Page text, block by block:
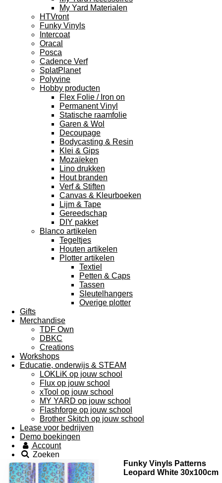
My Yard Materialen
HTVront
Funky Vinyls
Intercoat
Oracal
Posca
Cadence Verf
SplatPlanet
Polyvine
Hobby producten
Flex Folie / Iron on
Permanent Vinyl
Statische raamfolie
Garen & Wol
Decoupage
Bodycasting & Resin
Klei & Gips
Mozaïeken
Lino drukken
Hout branden
Verf & Stiften
Canvas & Kleurboeken
Lijm & Tape
Gereedschap
DIY pakket
Blanco artikelen
Tegeltjes
Houten artikelen
Plotter artikelen
Textiel
Petten & Caps
Tassen
Sleutelhangers
Overige plotter
Gifts
Merchandise
TDF Own
DBKC
Creations
Workshops
Educatie, onderwijs & STEAM
LOKLiK op jouw school
Flux op jouw school
xTool op jouw school
MY YARD op jouw school
Flashforge op jouw school
Brother Skitch op jouw school
Lease voor bedrijven
Demo boekingen
Account
Zoeken
Funky Vinyls Patterns
Leopard White 30x100cm